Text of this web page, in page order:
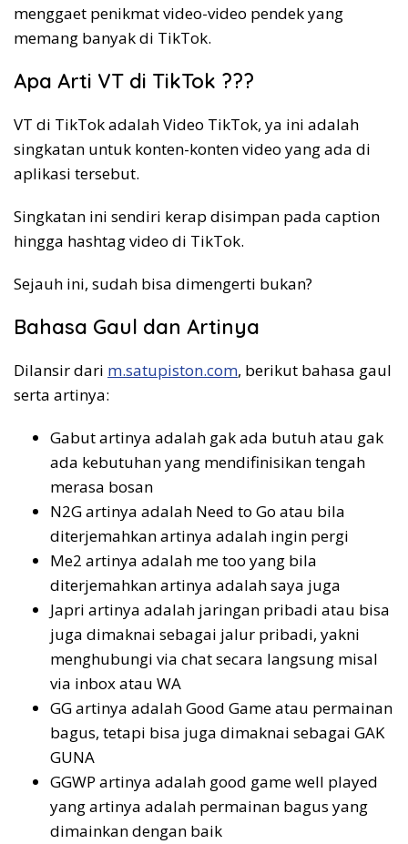
menggaet penikmat video-video pendek yang
memang banyak di TikTok.
Apa Arti VT di TikTok ???
VT di TikTok adalah Video TikTok, ya ini adalah
singkatan untuk konten-konten video yang ada di
aplikasi tersebut.
Singkatan ini sendiri kerap disimpan pada caption
hingga hashtag video di TikTok.
Sejauh ini, sudah bisa dimengerti bukan?
Bahasa Gaul dan Artinya
Dilansir dari m.satupiston.com, berikut bahasa gaul
serta artinya:
Gabut artinya adalah gak ada butuh atau gak
ada kebutuhan yang mendifinisikan tengah
merasa bosan
N2G artinya adalah Need to Go atau bila
diterjemahkan artinya adalah ingin pergi
Me2 artinya adalah me too yang bila
diterjemahkan artinya adalah saya juga
Japri artinya adalah jaringan pribadi atau bisa
juga dimaknai sebagai jalur pribadi, yakni
menghubungi via chat secara langsung misal
via inbox atau WA
GG artinya adalah Good Game atau permainan
bagus, tetapi bisa juga dimaknai sebagai GAK
GUNA
GGWP artinya adalah good game well played
yang artinya adalah permainan bagus yang
dimainkan dengan baik